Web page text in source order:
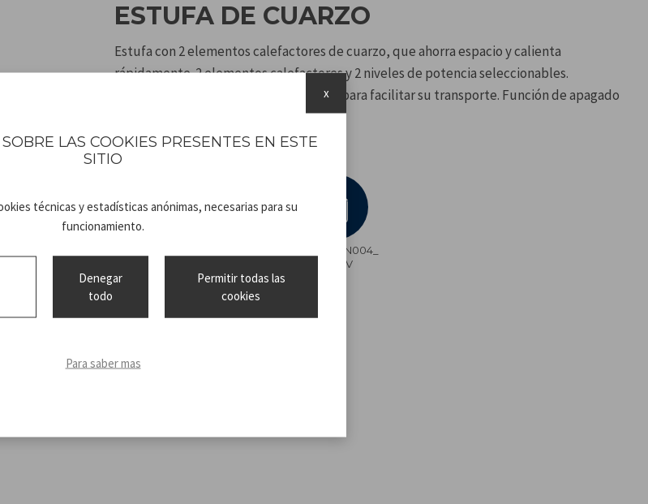
ESTUFA DE CUARZO
Estufa con 2 elementos calefactores de cuarzo, que ahorra espacio y calienta
rápidamente. 2 elementos calefactores y 2 niveles de potencia seleccionables.
Plegable, para ahorrar espacio. Con asa para facilitar su transporte. Función de apagado
P203PAN004_
ADV
LAS COOKIES PRESENTES EN ESTE
SITIO
técnicas y estadísticas anónimas, necesarias para su
funcionamiento.
Denegar
todo
Permitir todas las
cookies
Para saber mas
x